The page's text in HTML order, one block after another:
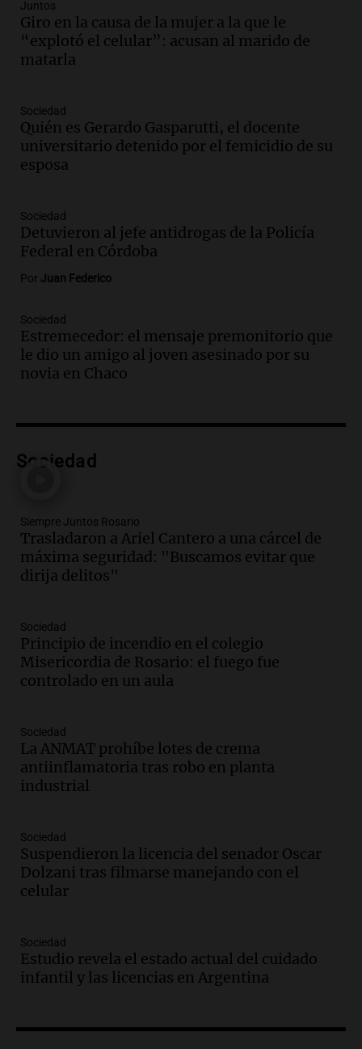
madres buscadoras en México en medio
de crisis de desapariciones
Panorama Federal
afectan Santa Fe: recomendaciones para
los vecinos
Noticias
Episodios
generan inconvenientes en Córdoba: un
árbol obstaculiza avenidas
Noticias
familiares mantienen vivo el reclamo de
memoria y justicia
Noticias Rosario
Episodios
Audio.Los trabajadores de la Unión
pérdida de empleos en la industria
Panorama Federal
desde las 14 horas
Panorama Federal
Episodios
Audio.Giro en la causa de la mujer a la
marido de matarla
Juntos
Episodios
Audio.Continúan las declaraciones en el
Panorama Federal
Episodios
Audio.Córdoba enfrenta fuertes vientos
que afectan diversas actividades locales,
Noticias
Episodios
Audio.Sanctions for Lawyer Diego
Javier Chacón: Detained Again After
Episodios
Audio. Embajada china en Argentina
repudia amenazas de EE. UU. y exige
Noticias
Juntos
Giro en la causa de la mujer a la que le
“explotó el celular”: acusan al marido de
matarla
Sociedad
Quién es Gerardo Gasparutti, el docente
universitario detenido por el femicidio de su
esposa
Sociedad
Detuvieron al jefe antidrogas de la Policía
Federal en Córdoba
Por Juan Federico
Sociedad
Estremecedor: el mensaje premonitorio que
le dio un amigo al joven asesinado por su
novia en Chaco
Sociedad
Siempre Juntos Rosario
Trasladaron a Ariel Cantero a una cárcel de
máxima seguridad: "Buscamos evitar que
dirija delitos"
Sociedad
Principio de incendio en el colegio
Misericordia de Rosario: el fuego fue
controlado en un aula
Sociedad
La ANMAT prohíbe lotes de crema
antiinflamatoria tras robo en planta
industrial
Sociedad
Suspendieron la licencia del senador Oscar
Dolzani tras filmarse manejando con el
celular
Sociedad
Estudio revela el estado actual del cuidado
infantil y las licencias en Argentina